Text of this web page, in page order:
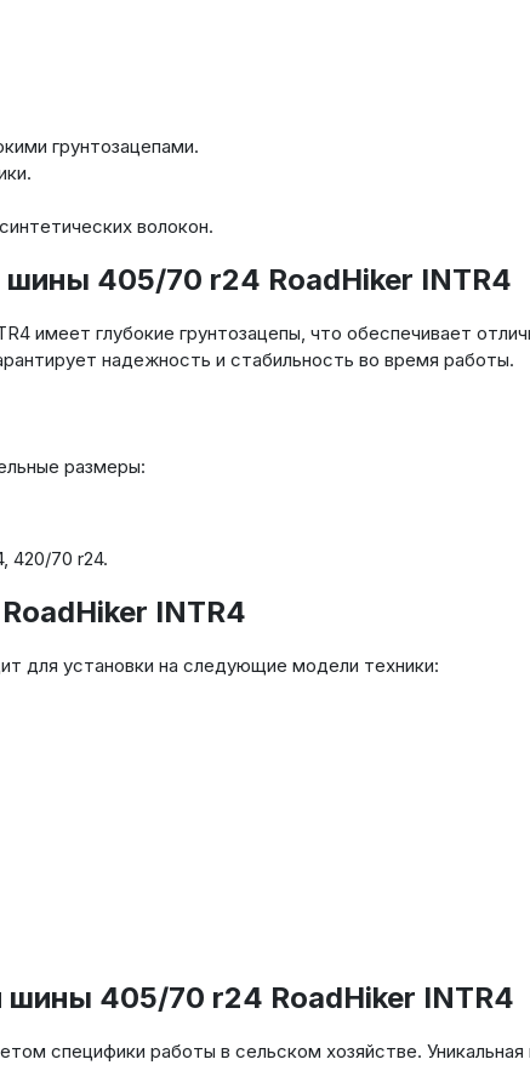
грунтозацепами.
волокон.
шины 405/70 r24 RoadHiker INTR4
имеет глубокие грунтозацепы, что обеспечивает
надежность и стабильность во время работы.
размеры:
420/70 r24.
INTR4
для установки на следующие модели техники:
405/70 r24 RoadHiker INTR4
специфики работы в сельском хозяйстве.